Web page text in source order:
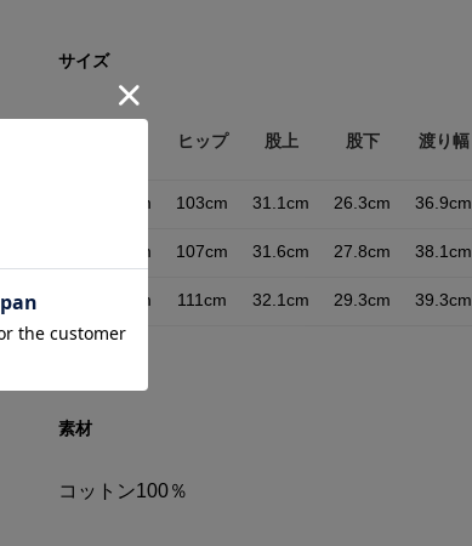
サイズ
ウエ
ヒップ 股上 股下 渡り幅
76cm 103cm 31.1cm 26.3cm 36.9cm
80cm 107cm 31.6cm 27.8cm 38.1cm
84cm 111cm 32.1cm 29.3cm 39.3cm
素材
コットン100％